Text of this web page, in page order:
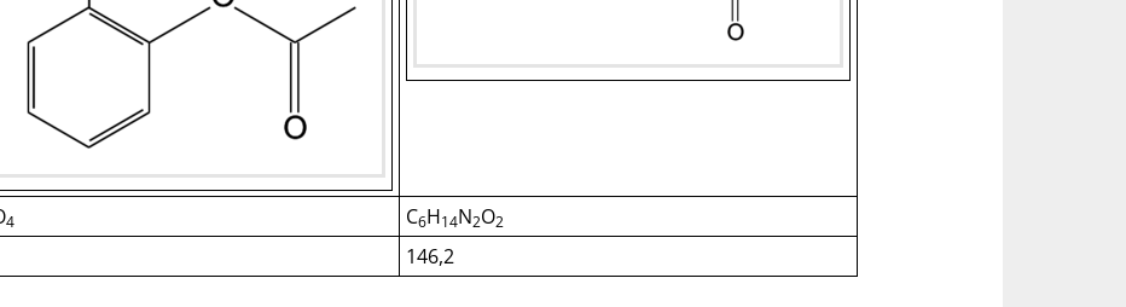
4 C6H14N2O2
146,2